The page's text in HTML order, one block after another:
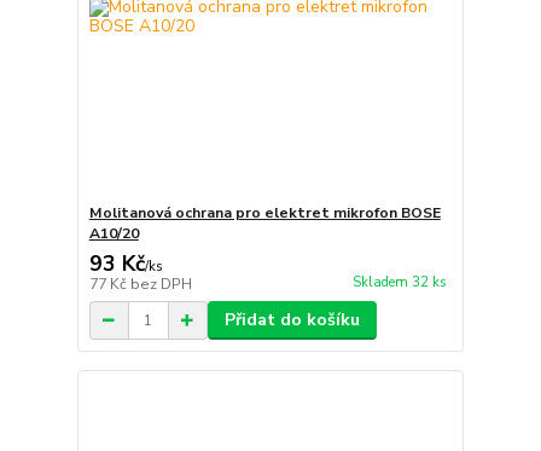
Molitanová ochrana pro elektret mikrofon BOSE
A10/20
93 Kč/ks
77 Kč bez DPH Skladem 32 ks
Přidat do košíku